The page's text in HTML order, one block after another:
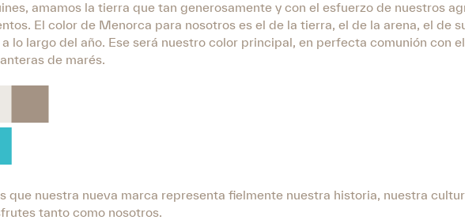
amamos la tierra que tan generosamente y con el esfuerzo de nuestros
El color de Menorca para nosotros es el de la tierra, el de la arena, el de
lo largo del año. Ese será nuestro color principal, en perfecta comunión con
de marés.
que nuestra nueva marca representa fielmente nuestra historia, nuestra
tanto como nosotros.